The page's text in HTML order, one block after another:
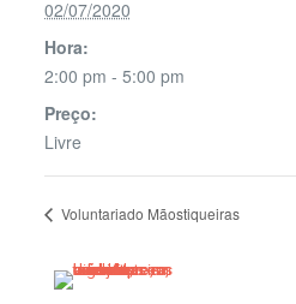
02/07/2020
Hora:
2:00 pm - 5:00 pm
Preço:
Livre
Voluntariado Mãostiqueiras